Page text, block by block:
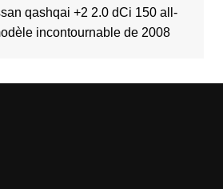
qashqai +2 2.0 dCi 150 all-
incontournable de 2008